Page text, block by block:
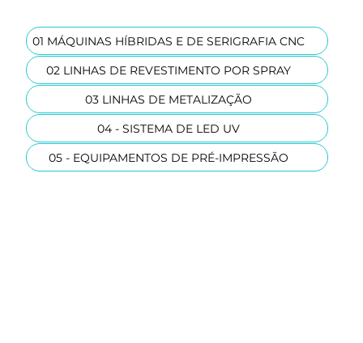
01 MÁQUINAS HÍBRIDAS E DE SERIGRAFIA CNC
02 LINHAS DE REVESTIMENTO POR SPRAY
03 LINHAS DE METALIZAÇÃO
04 - SISTEMA DE LED UV
05 - EQUIPAMENTOS DE PRÉ-IMPRESSÃO